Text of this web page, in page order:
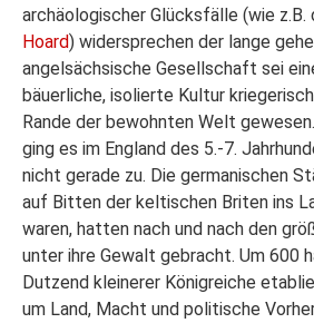
archäologischer Glücksfälle (wie z.B.
Hoard) widersprechen der lange
angelsächsische Gesellschaft sei
bäuerliche, isolierte Kultur
Rande der bewohnten Welt
ging es im England des 5.-7.
nicht gerade zu. Die germanischen
auf Bitten der keltischen Briten ins
waren, hatten nach und nach den
unter ihre Gewalt gebracht. Um 600
Dutzend kleinerer Königreiche
um Land, Macht und politische